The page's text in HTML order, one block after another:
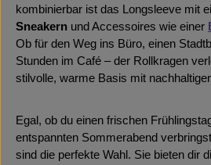
kombinierbar ist das Longsleeve mit
Sneakern und Accessoires wie einer
Ob für den Weg ins Büro, einen
Stunden im Café – der Rollkragen
stilvolle, warme Basis mit
Egal, ob du einen frischen
entspannten Sommerabend
sind die perfekte Wahl. Sie bieten dir